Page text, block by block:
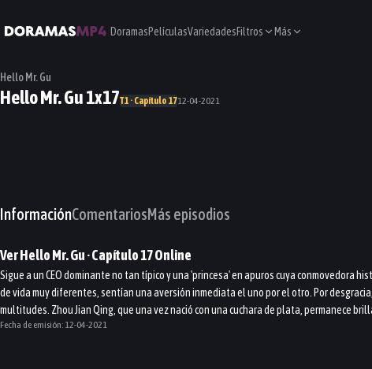
DoramasPelículasVariedadesFiltros Más
Hello Mr. Gu
Hello Mr. Gu 1x17T1 · Capítulo 1712-04-2021
InformaciónComentariosMás episodios
VerHello Mr. Gu· Capítulo17Online
Sigue a un CEO dominante no tan típico y una 'princesa' en apuros cuya conmovedora
de vida muy diferentes, sentían una aversión inmediata el uno por el otro. Por
multitudes. Zhou Jian Qing, que una vez nació con una cuchara de plata, permanece
Fecha de emisión: 12-04-2021